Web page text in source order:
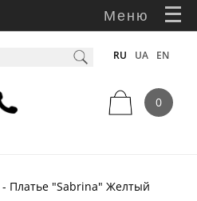
Меню
RU UA EN
0
- Платье "Sabrina" Желтый